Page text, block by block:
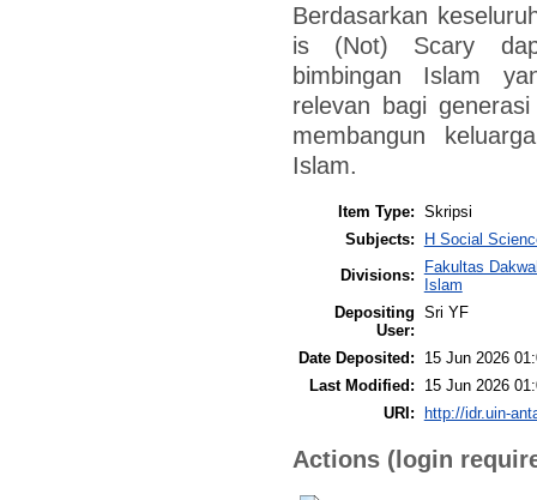
Berdasarkan
is (Not) Scary
bimbingan Islam
relevan bagi
membangun
Islam.
Item Type: Skripsi
Subjects:
H Social
Divisions:
Fakultas
Islam
Depositing
User:
Sri YF
Date Deposited:
15 Jun 2026
Last Modified:
15 Jun 2026
URI: http://idr.uin-
Actions (login